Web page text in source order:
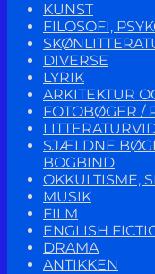
KUNST
FILOSOFI,
DIVERSE
LYRIK
ARKITEKTUR
FOTOBØGER /
SJÆLDNE
BOGBIND
OKKULTISME,
MUSIK
FILM
ENGLISH
DRAMA
ANTIKKEN